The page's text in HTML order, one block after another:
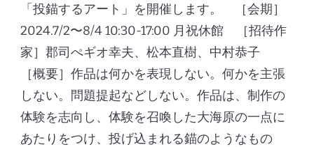
「投錨するアート」を開催します。 ［会期］
2024.7/2〜8/4 10:30-17:00 月祝休館 ［招待作
家］郡司ぺギオ幸夫、松本直樹、中村恭子
［概要］作品は何かを表現しない。何かを主張
しない。問題提起などしない。作品は、制作の
体験を志向し、体験を召喚した大海原の一点に
あたりをつけ、投げ込まれる錨のようなもの